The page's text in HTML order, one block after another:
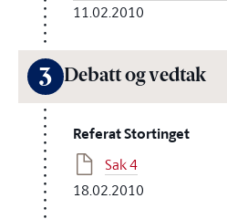
11.02.2010
3 Debatt og vedtak
Referat Stortinget
Sak 4
18.02.2010